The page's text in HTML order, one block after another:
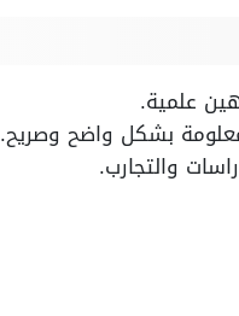
علمية.
بشكل واضح وصريح.
والتجارب.